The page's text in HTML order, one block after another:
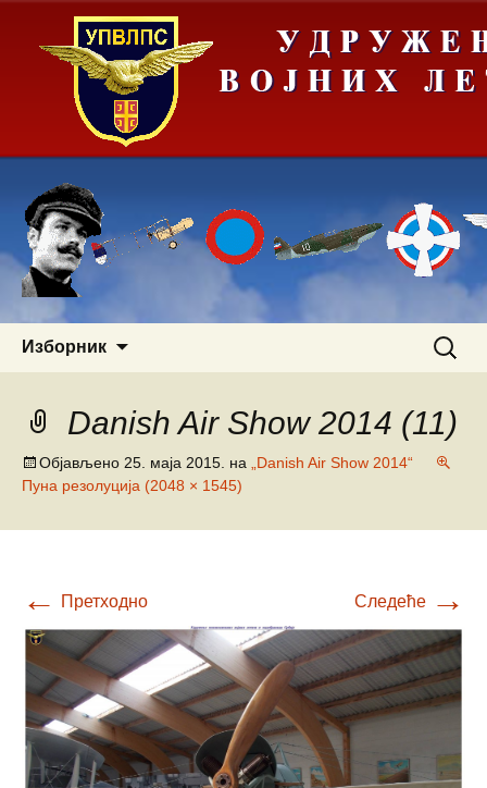
Изборник
Danish Air Show 2014 (11)
Објављено 25. маја 2015. на
„Danish Air Show 2014“
Пуна резолуција (2048 × 1545)
← Претходно Следеће →